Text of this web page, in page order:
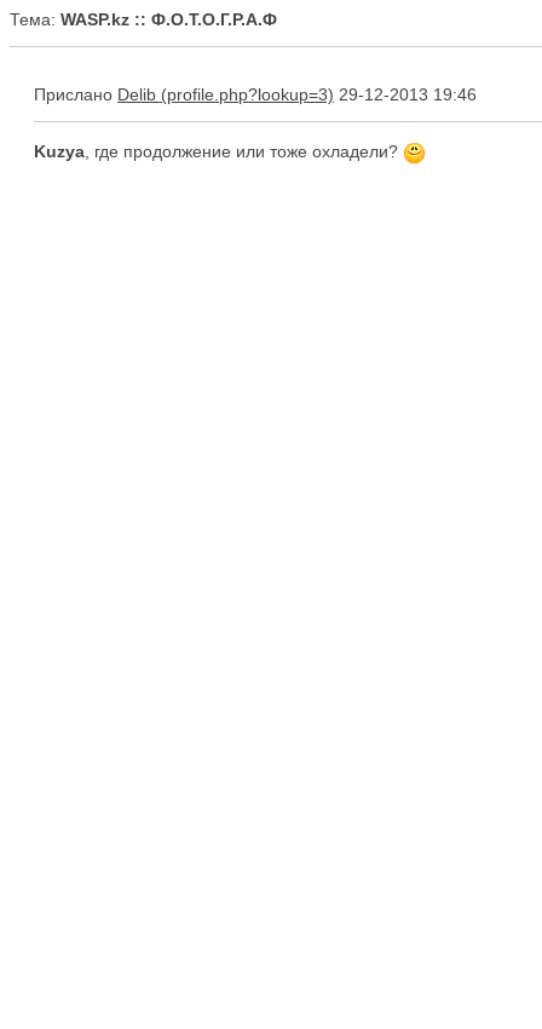
Тема: WASP.kz :: Ф.О.Т.О.Г.Р.А.Ф
Прислано Delib 29-12-2013 19:46
Kuzya , где продолжение или тоже охладели?